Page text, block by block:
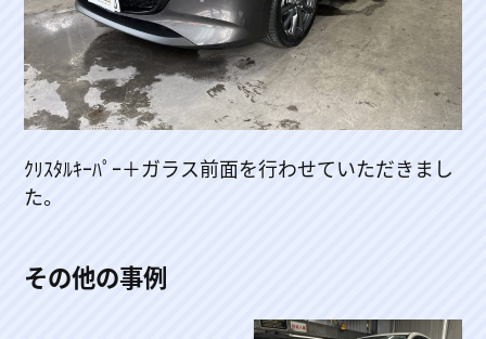
ｸﾘｽﾀﾙｷｰﾊﾟｰ＋ガラス前面を行わせていただきまし
た。
その他の事例